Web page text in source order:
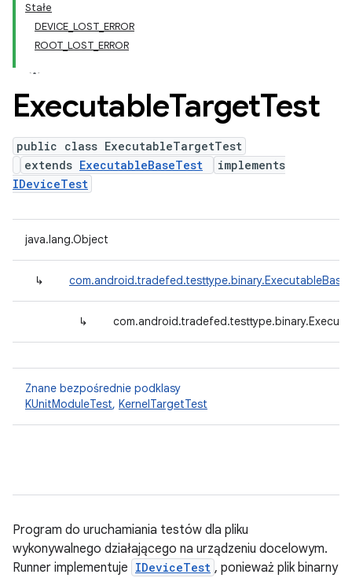
Stałe
DEVICE_LOST_ERROR
ROOT_LOST_ERROR
ExecutableTargetTest
public class ExecutableTargetTest
extends ExecutableBaseTest
implements
IDeviceTest
java.lang.Object
↳
↳
Znane bezpośrednie podklasy
KUnitModuleTest, KernelTargetTest
Program do uruchamiania testów dla pliku
wykonywalnego działającego na urządzeniu docelowym.
Runner implementuje IDeviceTest , ponieważ plik binarny